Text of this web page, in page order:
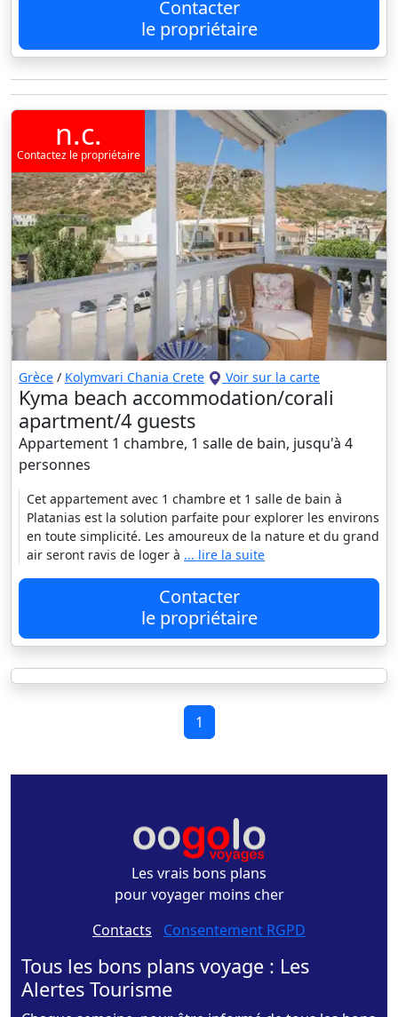
Contacter
le propriétaire
n.c.
Contactez le propriétaire
Grèce / Kolymvari Chania Crete Voir sur la carte
Kyma beach accommodation/corali
apartment/4 guests
Appartement 1 chambre, 1 salle de bain, jusqu'à 4
personnes
Cet appartement avec 1 chambre et 1 salle de bain à
Platanias est la solution parfaite pour explorer les environs
en toute simplicité. Les amoureux de la nature et du grand
air seront ravis de loger à ... lire la suite
Contacter
le propriétaire
1
Les vrais bons plans
pour voyager moins cher
Contacts - Consentement RGPD
Tous les bons plans voyage : Les
Alertes Tourisme